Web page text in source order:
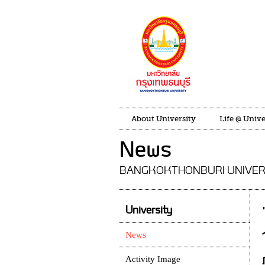
About University Life @
News
BANGKOKTHONBURI
University
News
Activity Image